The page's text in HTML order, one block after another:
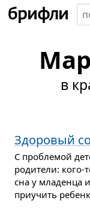
в
Здоровый
С проблемой
родители: кого-
сна у младенца
приучить